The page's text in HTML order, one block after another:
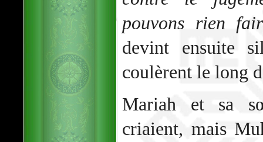
pouvons rien
devint ensuite
coulèrent le long
Mariah et sa
criaient, mais